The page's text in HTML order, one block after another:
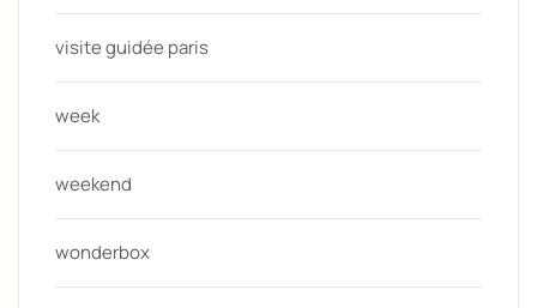
visite guidée paris
week
weekend
wonderbox